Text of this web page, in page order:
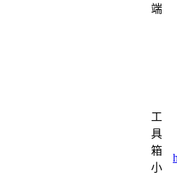
端
工
具
箱
小